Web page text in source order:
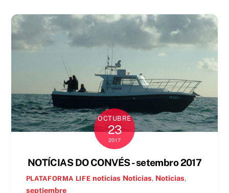
OCTUBRE
23
2017
NOTÍCIAS DO CONVÉS - setembro 2017
PLATAFORMA LIFE noticias Noticias, Noticias,
septiembre